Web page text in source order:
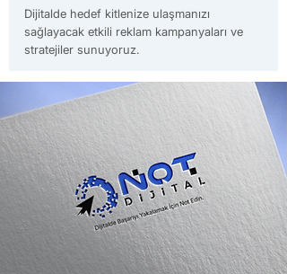
Dijitalde hedef kitlenize ulaşmanızı
sağlayacak etkili reklam kampanyaları ve
stratejiler sunuyoruz.